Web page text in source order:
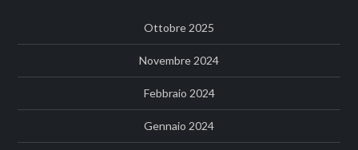
Ottobre 2025
Novembre 2024
Febbraio 2024
Gennaio 2024